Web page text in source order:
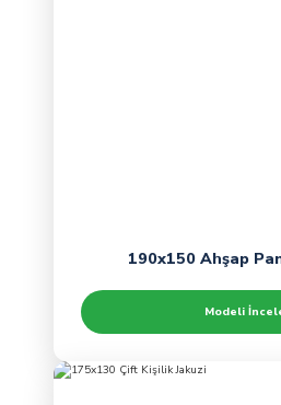
190x150 Ahşap
Modeli